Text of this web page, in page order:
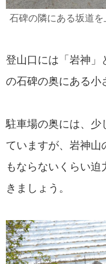
石碑の隣にある坂道を
登山口には「岩神」
の石碑の奥にある小
駐車場の奥には、少
ていますが、岩神山
もならないくらい
きましょう。